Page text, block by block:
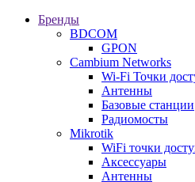
Бренды
BDCOM
GPON
Cambium Networks
Wi-Fi Точки
Антенны
Базовые станции
Радиомосты
Mikrotik
WiFi точки
Аксессуары
Антенны